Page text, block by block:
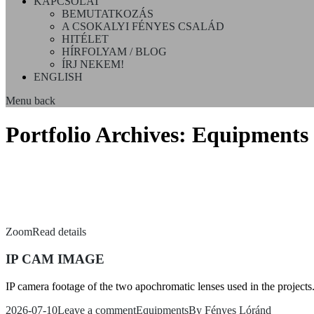
BEMUTATKOZÁS
A CSOKALYI FÉNYES CSALÁD
HITÉLET
HÍRFOLYAM / BLOG
ÍRJ NEKEM!
ENGLISH
Menu back
Portfolio Archives: Equipments
ZoomRead details
IP CAM IMAGE
IP camera footage of the two apochromatic lenses used in the projects.
2026-07-10Leave a commentEquipmentsBy Fényes Lóránd